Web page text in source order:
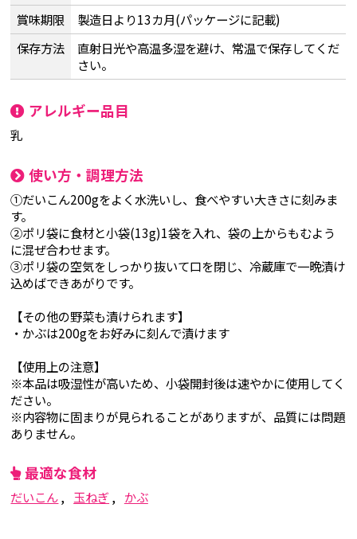
賞味期限
製造日より13カ月(パッケージに記載)
保存方法
直射日光や高温多湿を避け、常温で保存してくだ
さい。
アレルギー品目
乳
使い方・調理方法
①だいこん200gをよく水洗いし、食べやすい大きさに刻みま
す。
②ポリ袋に食材と小袋(13g)1袋を入れ、袋の上からもむよう
に混ぜ合わせます。
③ポリ袋の空気をしっかり抜いて口を閉じ、冷蔵庫で一晩漬け
込めばできあがりです。
【その他の野菜も漬けられます】
・かぶは200gをお好みに刻んで漬けます
【使用上の注意】
※本品は吸湿性が高いため、小袋開封後は速やかに使用してく
ださい。
※内容物に固まりが見られることがありますが、品質には問題
ありません。
最適な食材
だいこん 玉ねぎ かぶ